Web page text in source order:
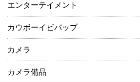
エンターテイメント
カウボーイビバップ
カメラ
カメラ備品